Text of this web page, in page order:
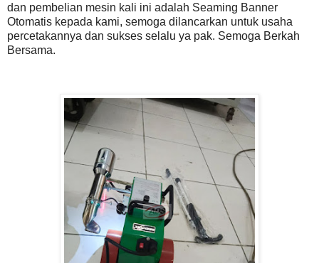
dan pembelian mesin kali ini adalah Seaming Banner
Otomatis kepada kami, semoga dilancarkan untuk usaha
percetakannya dan sukses selalu ya pak. Semoga Berkah
Bersama.